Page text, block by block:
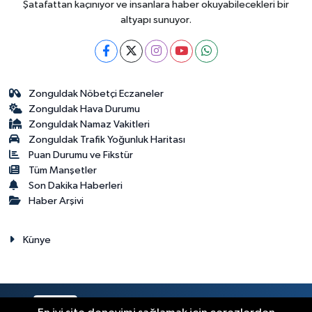
Şatafattan kaçınıyor ve insanlara haber okuyabilecekleri bir
altyapı sunuyor.
Zonguldak Nöbetçi Eczaneler
Zonguldak Hava Durumu
Zonguldak Namaz Vakitleri
Zonguldak Trafik Yoğunluk Haritası
Puan Durumu ve Fikstür
Tüm Manşetler
Son Dakika Haberleri
Haber Arşivi
Künye
RSS Copyright © 2023. Her hakkı saklıdır.